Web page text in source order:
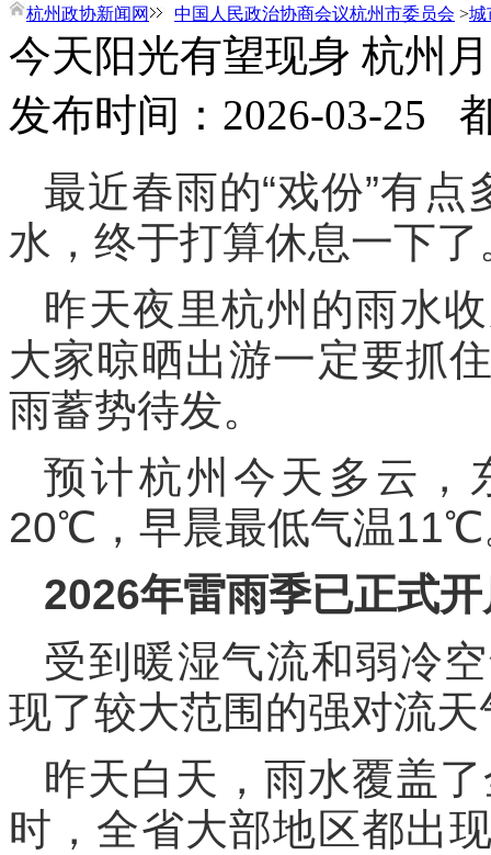
杭州政协新闻网 中国人民政治协商会议杭州市委员会 >城
今天阳光有望现身 杭州
发布时间：2026-03-25
最近春雨的“戏份”有点
水，终于打算休息一下了
昨天夜里杭州的雨水
大家晾晒出游一定要抓
雨蓄势待发。
预计杭州今天多云，
20℃，早晨最低气温11℃
2026年雷雨季已正式
受到暖湿气流和弱冷
现了较大范围的强对流天
昨天白天，雨水覆盖
时，全省大部地区都出